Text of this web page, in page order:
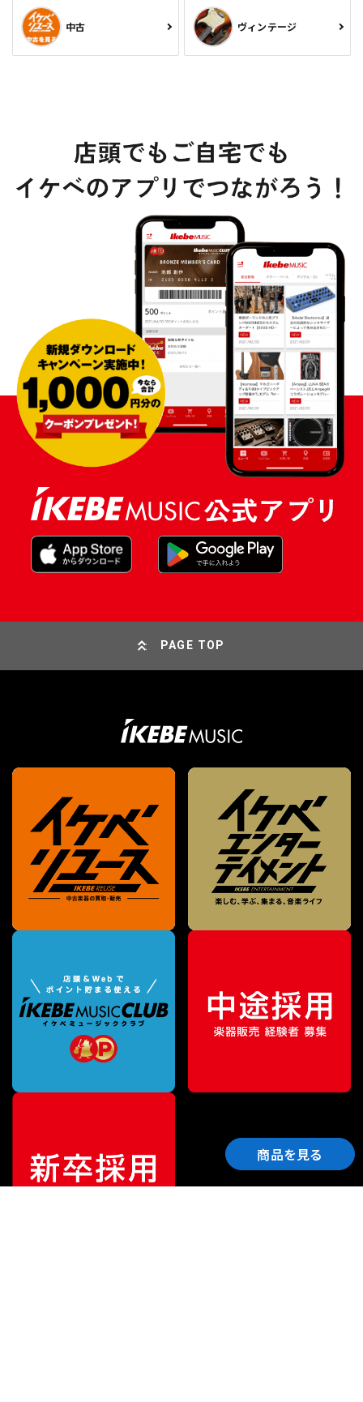
商品を見る
中古 ヴィンテージ
PAGE TOP